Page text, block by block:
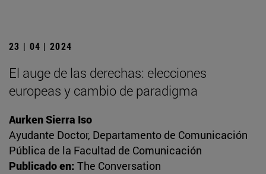
23 | 04 | 2024
El auge de las derechas: elecciones
europeas y cambio de paradigma
Aurken Sierra Iso
Ayudante Doctor, Departamento de Comunicación
Pública de la Facultad de Comunicación
Publicado en: The Conversation